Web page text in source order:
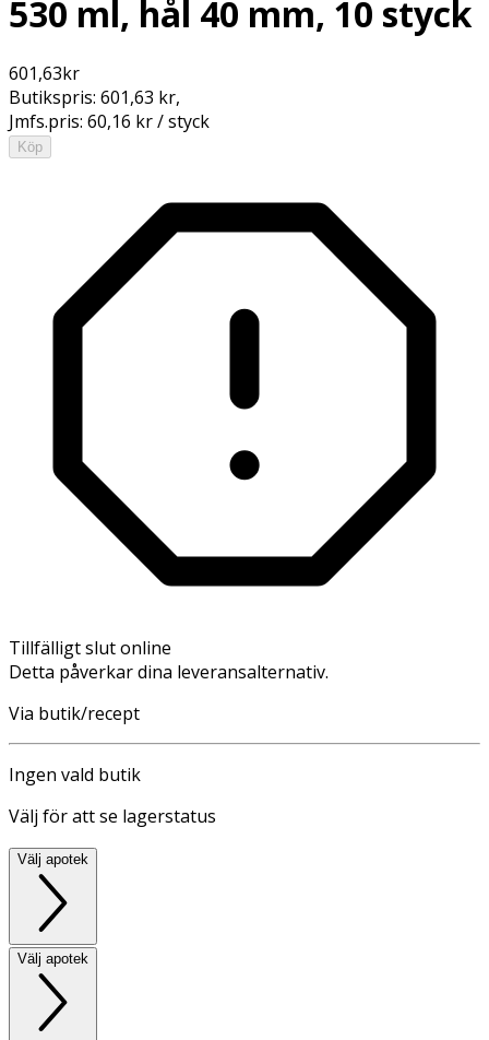
530 ml, hål 40 mm, 10 styck
601,63kr
Butikspris: 601,63 kr,
Jmfs.pris: 60,16 kr / styck
Köp
Tillfälligt slut online
Detta påverkar dina leveransalternativ.
Via butik/recept
Ingen vald butik
Välj för att se lagerstatus
Välj apotek
Välj apotek